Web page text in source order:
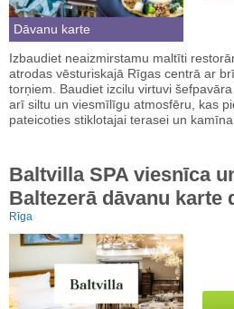
Dāvanu karte
Izbaudiet neaizmirstamu maltīti
atrodas vēsturiskajā Rīgas centrā ar
torņiem. Baudiet izcilu virtuvi
arī siltu un viesmīlīgu atmosfēru, kas
pateicoties stiklotajai terasei un
Baltvilla SPA viesnīca
Baltezerā dāvanu karte
Rīga